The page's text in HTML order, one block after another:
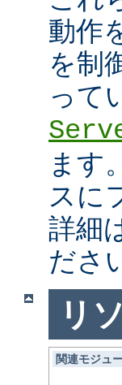
動作
を制
って
ます
スに
詳細
ださ
リ
関連モジュ